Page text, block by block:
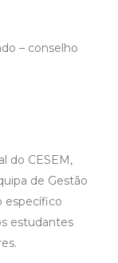
– conselho
do CESEM,
de Gestão
específico
estudantes